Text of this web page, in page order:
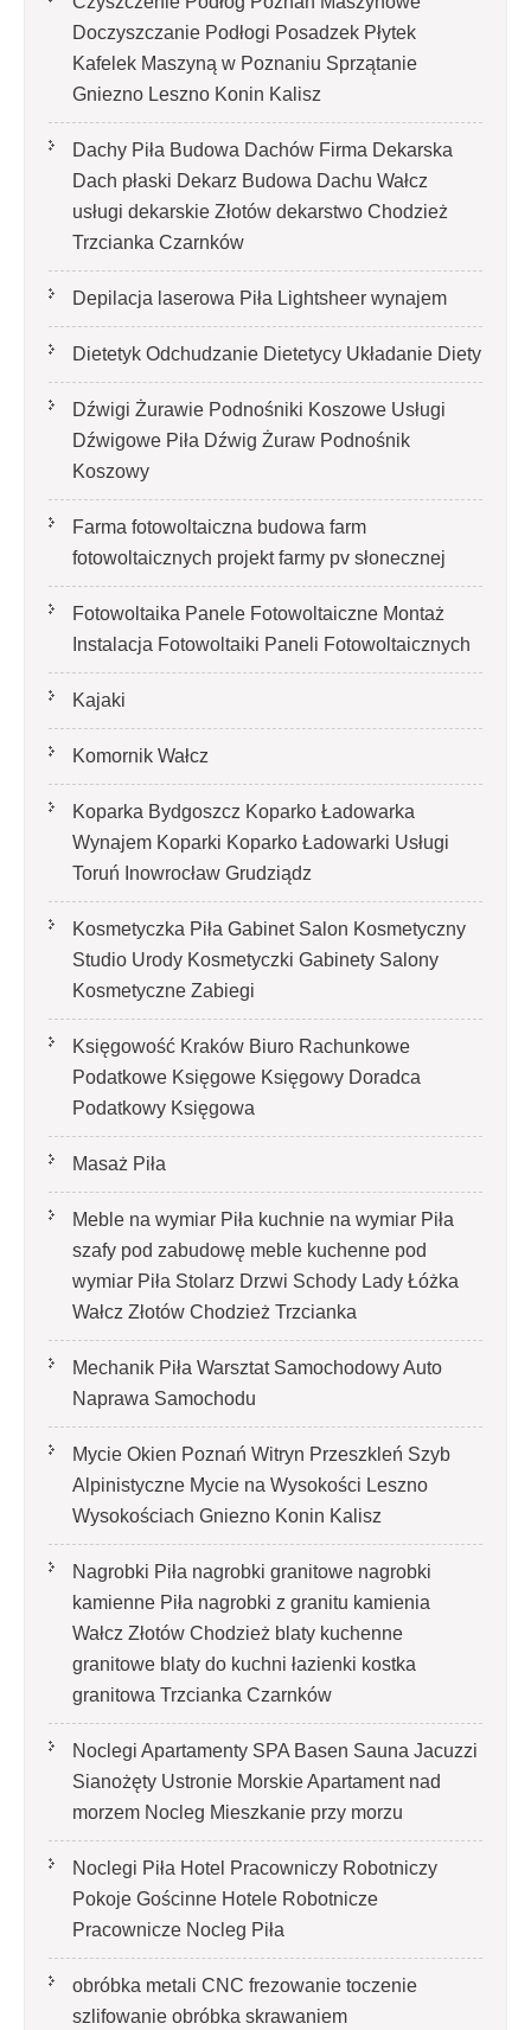
Doczyszczanie Podłogi Posadzek Płytek
Kafelek Maszyną w Poznaniu Sprzątanie
Gniezno Leszno Konin Kalisz
Dachy Piła Budowa Dachów Firma Dekarska
Dach płaski Dekarz Budowa Dachu Wałcz
usługi dekarskie Złotów dekarstwo Chodzież
Trzcianka Czarnków
Depilacja laserowa Piła Lightsheer wynajem
Dietetyk Odchudzanie Dietetycy Układanie Diety
Dźwigi Żurawie Podnośniki Koszowe Usługi
Dźwigowe Piła Dźwig Żuraw Podnośnik
Koszowy
Farma fotowoltaiczna budowa farm
fotowoltaicznych projekt farmy pv słonecznej
Fotowoltaika Panele Fotowoltaiczne Montaż
Instalacja Fotowoltaiki Paneli Fotowoltaicznych
Kajaki
Komornik Wałcz
Koparka Bydgoszcz Koparko Ładowarka
Wynajem Koparki Koparko Ładowarki Usługi
Toruń Inowrocław Grudziądz
Kosmetyczka Piła Gabinet Salon Kosmetyczny
Studio Urody Kosmetyczki Gabinety Salony
Kosmetyczne Zabiegi
Księgowość Kraków Biuro Rachunkowe
Podatkowe Księgowe Księgowy Doradca
Podatkowy Księgowa
Masaż Piła
Meble na wymiar Piła kuchnie na wymiar Piła
szafy pod zabudowę meble kuchenne pod
wymiar Piła Stolarz Drzwi Schody Lady Łóżka
Wałcz Złotów Chodzież Trzcianka
Mechanik Piła Warsztat Samochodowy Auto
Naprawa Samochodu
Mycie Okien Poznań Witryn Przeszkleń Szyb
Alpinistyczne Mycie na Wysokości Leszno
Wysokościach Gniezno Konin Kalisz
Nagrobki Piła nagrobki granitowe nagrobki
kamienne Piła nagrobki z granitu kamienia
Wałcz Złotów Chodzież blaty kuchenne
granitowe blaty do kuchni łazienki kostka
granitowa Trzcianka Czarnków
Noclegi Apartamenty SPA Basen Sauna Jacuzzi
Sianożęty Ustronie Morskie Apartament nad
morzem Nocleg Mieszkanie przy morzu
Noclegi Piła Hotel Pracowniczy Robotniczy
Pokoje Gościnne Hotele Robotnicze
Pracownicze Nocleg Piła
obróbka metali CNC frezowanie toczenie
szlifowanie obróbka skrawaniem